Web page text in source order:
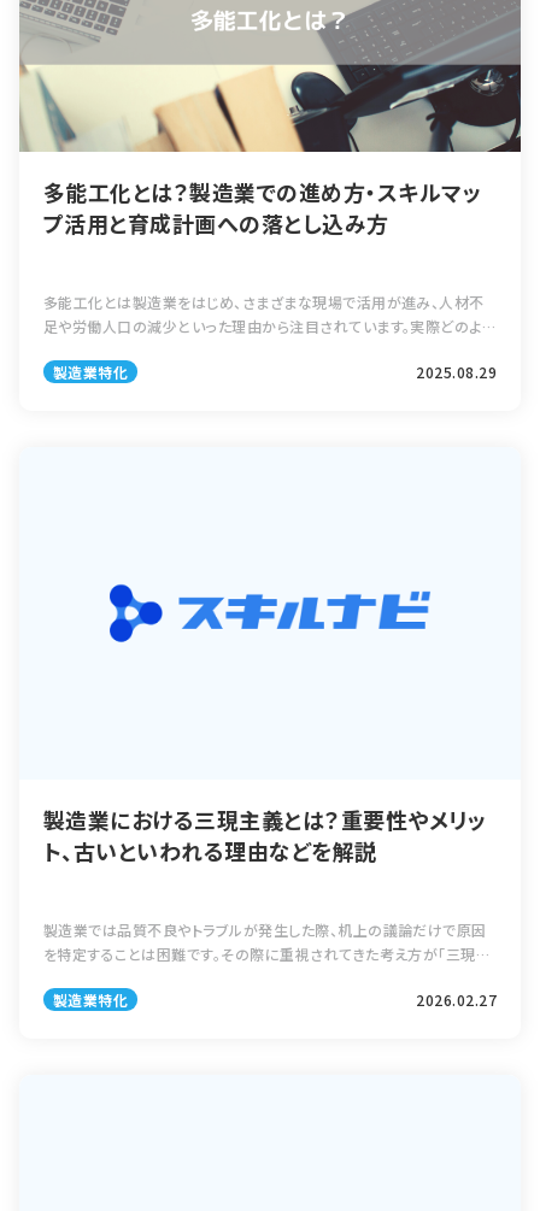
多能工化とは？製造業での進め方・スキルマッ
プ活用と育成計画への落とし込み方
多能工化とは製造業をはじめ、さまざまな現場で活用が進み、人材不
足や労働人口の減少といった理由から注目されています。実際どのよう
め方を解説します。
製造業特化 2025.08.29
製造業における三現主義とは？重要性やメリッ
ト、古いといわれる理由などを解説
製造業では品質不良やトラブルが発生した際、机上の議論だけで原因
を特定することは困難です。その際に重視されてきた考え方が「三現主
由、メリット・デメリット、さら […]
製造業特化 2026.02.27